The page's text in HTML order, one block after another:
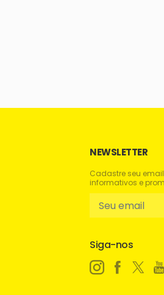
NEWSLETTER
Cadastre seu
informativos e
Siga-nos